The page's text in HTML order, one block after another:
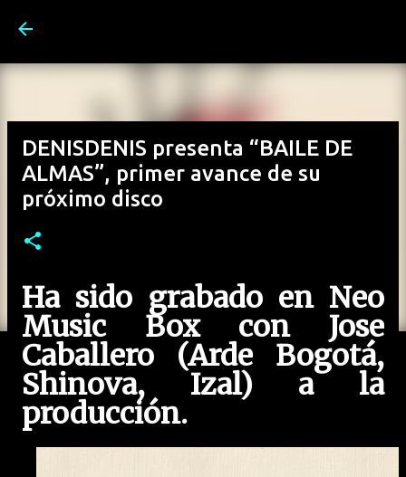
DENISDENIS presenta “BAILE DE
ALMAS”, primer avance de su
próximo disco
Ha sido grabado en Neo
Music Box con Jose
Caballero (Arde Bogotá,
Shinova, Izal) a la
producción.